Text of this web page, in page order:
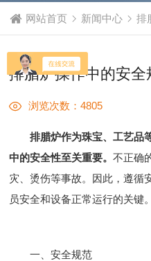
网站首页 新闻中心 排
排腊炉操作中的安
浏览次数：4805
排腊炉作为珠宝、工艺品
中的安全性至关重要。不正确
灾、烫伤等事故。因此，遵循
员安全和设备正常运行的关键。
一、安全规范